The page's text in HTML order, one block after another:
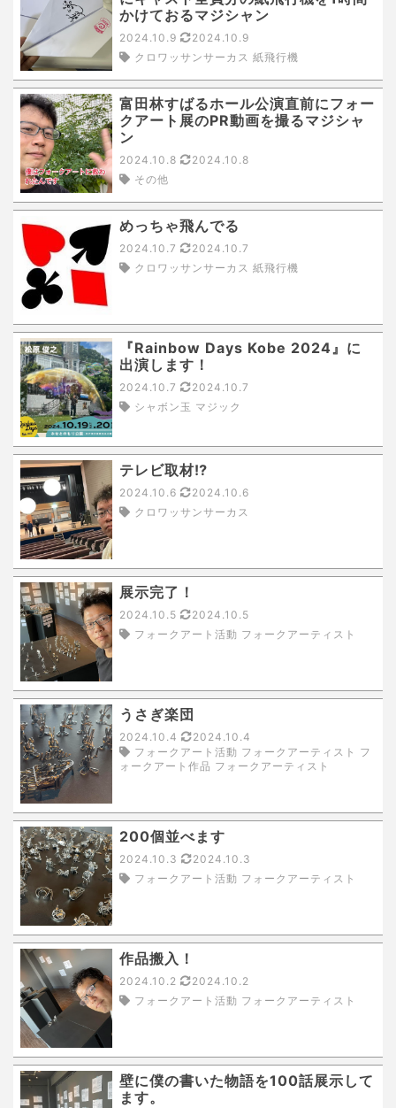
かけておるマジシャン
2024.10.9
2024.10.9
クロワッサンサーカス 紙飛行機
富田林すばるホール公演直前にフォー
クアート展のPR動画を撮るマジシャ
ン
2024.10.8
2024.10.8
その他
めっちゃ飛んでる
2024.10.7
2024.10.7
クロワッサンサーカス 紙飛行機
『Rainbow Days Kobe 2024』に
出演します！
2024.10.7
2024.10.7
シャボン玉 マジック
テレビ取材⁉️
2024.10.6
2024.10.6
クロワッサンサーカス
展示完了！
2024.10.5
2024.10.5
フォークアート活動 フォークアーティスト
うさぎ楽団
2024.10.4
2024.10.4
フォークアート活動 フォークアーティスト フ
ォークアート作品 フォークアーティスト
200個並べます
2024.10.3
2024.10.3
フォークアート活動 フォークアーティスト
作品搬入！
2024.10.2
2024.10.2
フォークアート活動 フォークアーティスト
壁に僕の書いた物語を100話展示して
ます。